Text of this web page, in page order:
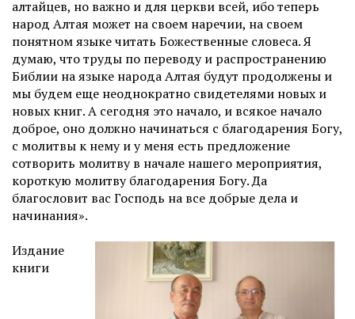
алтайцев, но важно и для церкви всей, ибо теперь
народ Алтая может на своем наречии, на своем
понятном языке читать Божественные словеса. Я
думаю, что труды по переводу и распространению
Библии на языке народа Алтая будут продолжены и
мы будем еще неоднократно свидетелями новых и
новых книг. А сегодня это начало, и всякое начало
доброе, оно должно начинаться с благодарения Богу,
с молитвы к нему и у меня есть предложение
сотворить молитву в начале нашего мероприятия,
короткую молитву благодарения Богу. Да
благословит вас Господь на все добрые дела и
начинания».
Издание
книги